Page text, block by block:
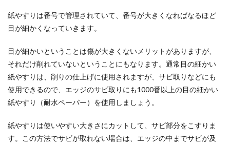
腹筋ができない子供。腹筋ができるよ
うになる方法とコツ
腹筋なんて、考えなくてもできると大人は思いが
ちですが、子供は腹筋の使い方がわからないとい
うことも多い...
完走させるための練習量とは
紙やすりは番号で管理されていて、番号が大きくなればなるほど
目が細かくなっていきます。
目が細かいということは傷が大きくないメリットがありますが、
それだけ削れていないということにもなります。通常目の細かい
紙やすりは、削りの仕上げに使用されますが、サビ取りなどにも
使用できるので、エッジのサビ取りにも1000番以上の目の細かい
紙やすり（耐水ペーパー）を使用しましょう。
紙やすりは使いやすい大きさにカットして、サビ部分をこすりま
す。この方法でサビが取れない場合は、エッジの中までサビが及